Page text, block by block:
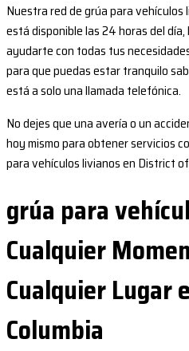
Nuestra red de grúa para
está disponible las 24 horas del
ayudarte con todas tus
para que puedas estar tranquilo
está a solo una llamada telefónica.
No dejes que una avería o un
hoy mismo para obtener servicios
para vehículos livianos en District
grúa para
Cualquier
Cualquier Lugar
Columbia